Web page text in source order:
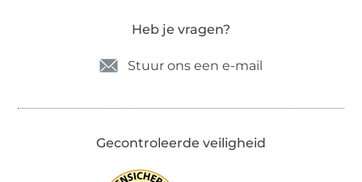
Heb je vragen?
Stuur ons een e-mail
Gecontroleerde veiligheid